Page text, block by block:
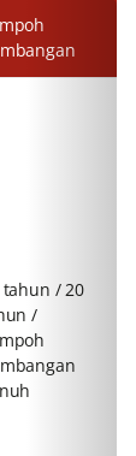
tahun / 20
/